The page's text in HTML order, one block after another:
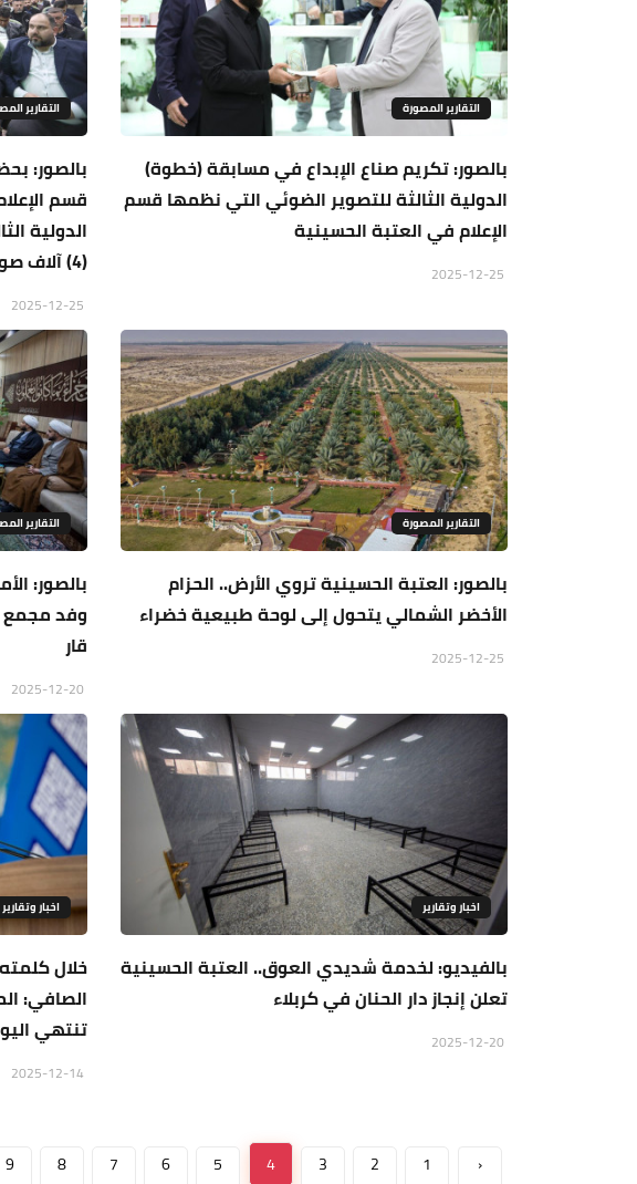
التقارير المصورة
بالصور: تكريم صناع الإبداع في مسابقة (خطوة)
الدولية الثالثة للتصوير الضوئي التي نظمها قسم
الإعلام في العتبة الحسينية
التقارير
بالصور:
قسم
الدولية
(4) آلاف صورة من (59) دولة حول العالم
التقارير المصورة
بالصور: العتبة الحسينية تروي الأرض.. الحزام
الأخضر الشمالي يتحول إلى لوحة طبيعية خضراء
التقارير
بالصور:
وفد مجمع
قار
اخبار وتقارير
بالفيديو: لخدمة شديدي العوق.. العتبة الحسينية
تعلن إنجاز دار الحنان في كربلاء
اخبار وتقارير
خلال
الصافي:
تنتهي
‹
1
2
3
4
5
6
7
8
9